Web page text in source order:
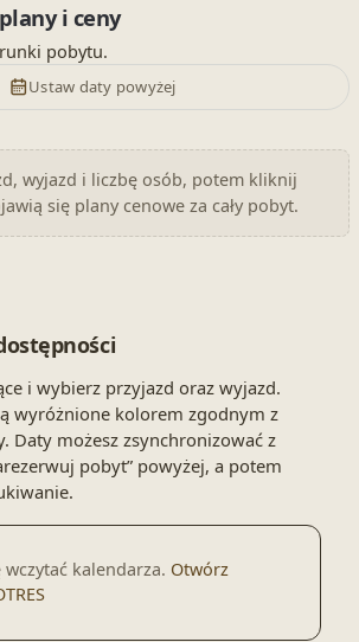
i ceny
pobytu.
Ustaw daty powyżej
wyjazd i liczbę osób, potem kliknij
się plany cenowe za cały pobyt.
i wybierz przyjazd oraz wyjazd.
wyróżnione kolorem zgodnym z
Daty możesz zsynchronizować z
pobyt” powyżej, a potem
wczytać kalendarza. Otwórz